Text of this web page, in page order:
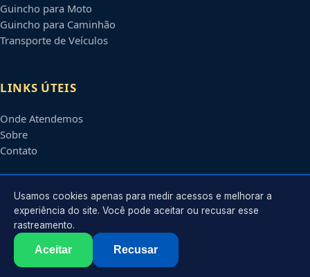
Guincho para Moto
Guincho para Caminhão
Transporte de Veículos
LINKS ÚTEIS
Onde Atendemos
Sobre
Contato
CONTATO
Atendimento em
contato@guinchosfeiradesantana.com.br
2026 Feira de Santana
. Todos os direitos reservados.
Usamos cookies apenas para medir acessos e melhorar a
experiência do site. Você pode aceitar ou recusar esse
rastreamento.
Aceitar Recusar